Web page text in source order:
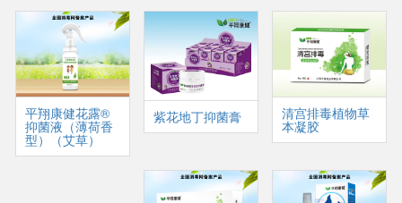
平翔康健花露®
抑菌液（薄荷香
型）（艾草）
紫花地丁抑菌膏 清宫排毒植物草
本凝胶